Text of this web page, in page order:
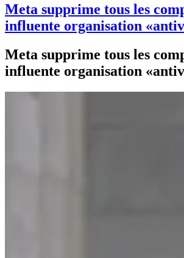
Meta supprime tous les
influente organisation
Meta supprime tous les
influente organisation